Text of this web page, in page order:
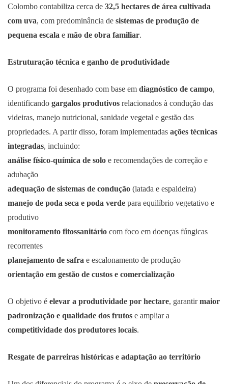
Colombo contabiliza cerca de 32,5 hectares de área cultivada
com uva, com predominância de sistemas de produção de
pequena escala e mão de obra familiar.
Estruturação técnica e ganho de produtividade
O programa foi desenhado com base em diagnóstico de campo,
identificando gargalos produtivos relacionados à condução das
videiras, manejo nutricional, sanidade vegetal e gestão das
propriedades. A partir disso, foram implementadas ações técnicas
integradas, incluindo:
análise físico-química de solo e recomendações de correção e
adubação
adequação de sistemas de condução (latada e espaldeira)
manejo de poda seca e poda verde para equilíbrio vegetativo e
produtivo
monitoramento fitossanitário com foco em doenças fúngicas
recorrentes
planejamento de safra e escalonamento de produção
orientação em gestão de custos e comercialização
O objetivo é elevar a produtividade por hectare, garantirmaior
padronização e qualidade dos frutos e ampliar a
competitividade dos produtores locais.
Resgate de parreiras históricas e adaptação ao território